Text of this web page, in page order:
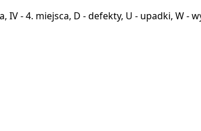
IV - 4. miejsca, D - defekty, U - upadki, W